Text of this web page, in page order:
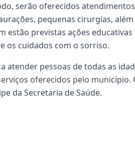
serão oferecidos
pequenas cirurgias,
estão previstas ações
os cuidados com o sorriso.
atender pessoas de todas as
oferecidos pelo
da Secretaria de Saúde.